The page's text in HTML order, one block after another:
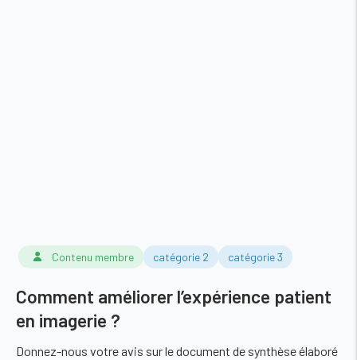
Contenu membre catégorie 2 catégorie 3
Comment améliorer l’expérience patient
en imagerie ?
Donnez-nous votre avis sur le document de synthèse élaboré